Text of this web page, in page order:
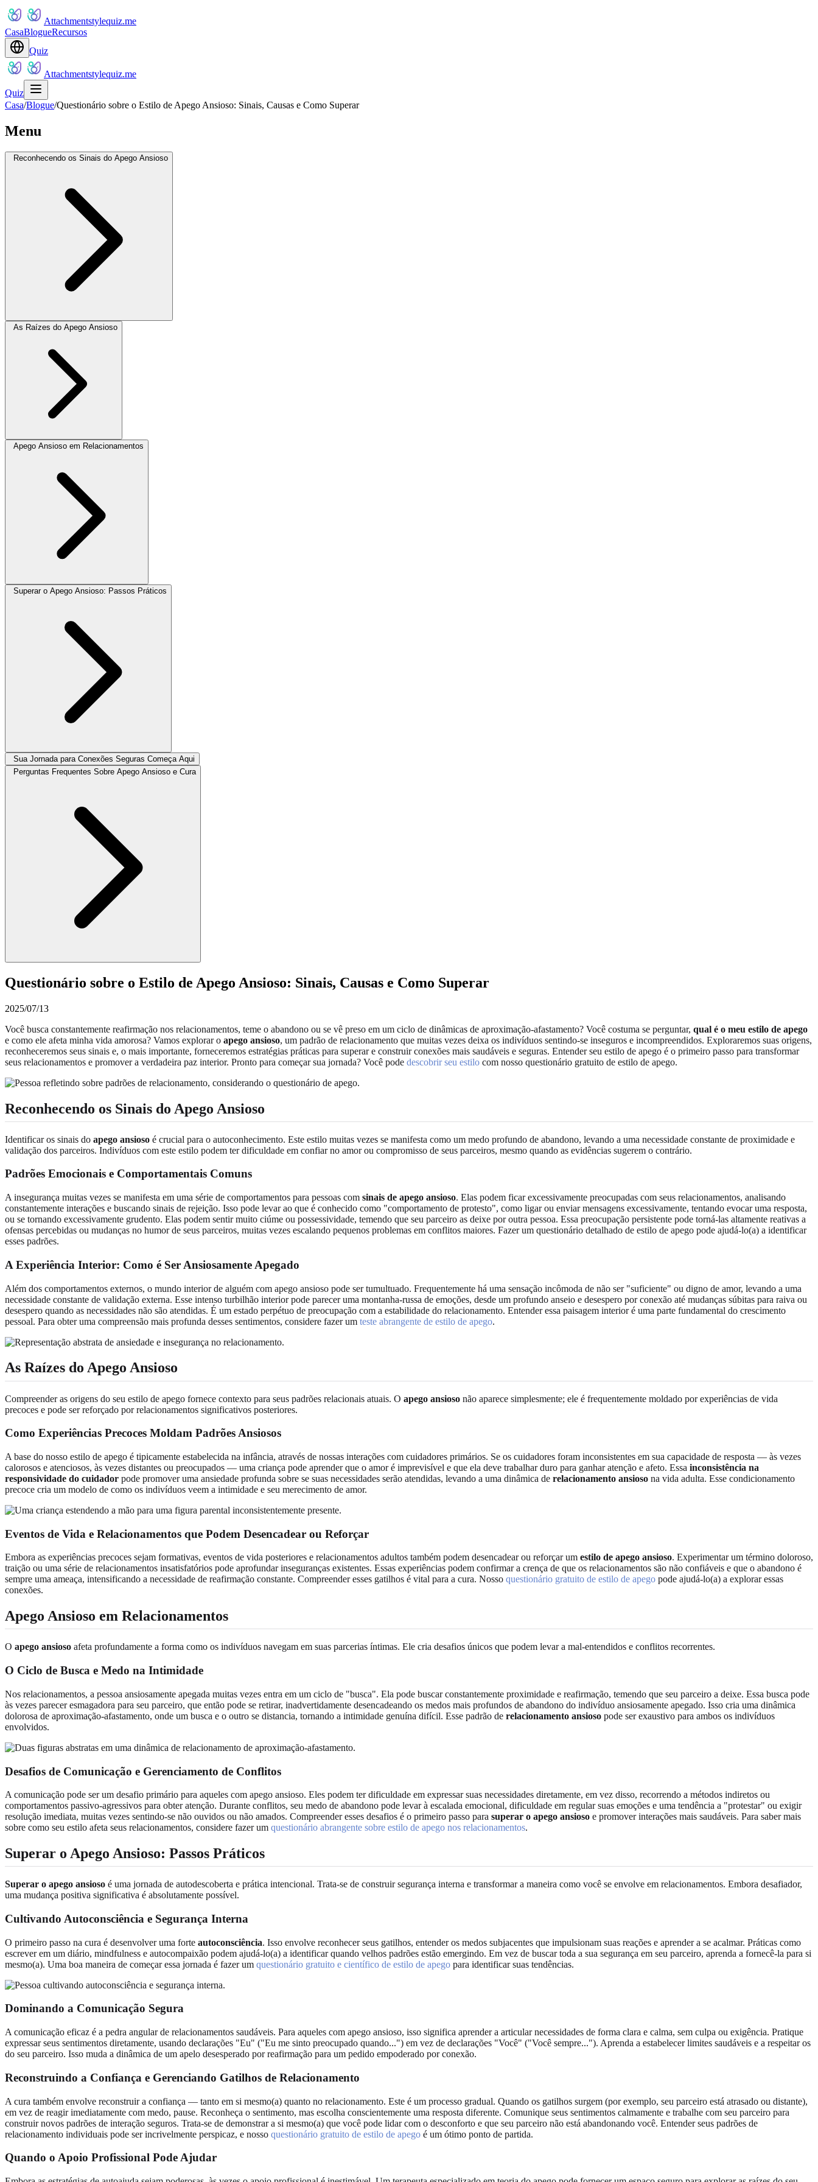
Attachmentstylequiz.me
CasaBlogueRecursos
Quiz
Attachmentstylequiz.me
Quiz
Casa/Blogue/Questionário sobre o Estilo de Apego Ansioso: Sinais, Causas e Como Superar
Menu
Reconhecendo os Sinais do Apego Ansioso
As Raízes do Apego Ansioso
Apego Ansioso em Relacionamentos
Superar o Apego Ansioso: Passos Práticos
Sua Jornada para Conexões Seguras Começa Aqui
Perguntas Frequentes Sobre Apego Ansioso e Cura
Questionário sobre o Estilo de Apego Ansioso: Sinais, Causas e Como Superar
2025/07/13
Você busca constantemente reafirmação nos relacionamentos, teme o abandono ou se vê preso em um ciclo de dinâmicas de aproximação-afastamento? Você costuma se perguntar, qual é o meu estilo de apego
e como ele afeta minha vida amorosa? Vamos explorar o apego ansioso, um padrão de relacionamento que muitas vezes deixa os indivíduos sentindo-se inseguros e incompreendidos. Exploraremos suas origens,
reconheceremos seus sinais e, o mais importante, forneceremos estratégias práticas para superar e construir conexões mais saudáveis e seguras. Entender seu estilo de apego é o primeiro passo para transformar
seus relacionamentos e promover a verdadeira paz interior. Pronto para começar sua jornada? Você pode descobrir seu estilo com nosso questionário gratuito de estilo de apego.
Reconhecendo os Sinais do Apego Ansioso
Identificar os sinais do apego ansioso é crucial para o autoconhecimento. Este estilo muitas vezes se manifesta como um medo profundo de abandono, levando a uma necessidade constante de proximidade e
validação dos parceiros. Indivíduos com este estilo podem ter dificuldade em confiar no amor ou compromisso de seus parceiros, mesmo quando as evidências sugerem o contrário.
Padrões Emocionais e Comportamentais Comuns
A insegurança muitas vezes se manifesta em uma série de comportamentos para pessoas com sinais de apego ansioso. Elas podem ficar excessivamente preocupadas com seus relacionamentos, analisando
constantemente interações e buscando sinais de rejeição. Isso pode levar ao que é conhecido como "comportamento de protesto", como ligar ou enviar mensagens excessivamente, tentando evocar uma resposta,
ou se tornando excessivamente grudento. Elas podem sentir muito ciúme ou possessividade, temendo que seu parceiro as deixe por outra pessoa. Essa preocupação persistente pode torná-las altamente reativas a
ofensas percebidas ou mudanças no humor de seus parceiros, muitas vezes escalando pequenos problemas em conflitos maiores. Fazer um questionário detalhado de estilo de apego pode ajudá-lo(a) a identificar
esses padrões.
A Experiência Interior: Como é Ser Ansiosamente Apegado
Além dos comportamentos externos, o mundo interior de alguém com apego ansioso pode ser tumultuado. Frequentemente há uma sensação incômoda de não ser "suficiente" ou digno de amor, levando a uma
necessidade constante de validação externa. Esse intenso turbilhão interior pode parecer uma montanha-russa de emoções, desde um profundo anseio e desespero por conexão até mudanças súbitas para raiva ou
desespero quando as necessidades não são atendidas. É um estado perpétuo de preocupação com a estabilidade do relacionamento. Entender essa paisagem interior é uma parte fundamental do crescimento
pessoal. Para obter uma compreensão mais profunda desses sentimentos, considere fazer um teste abrangente de estilo de apego.
As Raízes do Apego Ansioso
Compreender as origens do seu estilo de apego fornece contexto para seus padrões relacionais atuais. O apego ansioso não aparece simplesmente; ele é frequentemente moldado por experiências de vida
precoces e pode ser reforçado por relacionamentos significativos posteriores.
Como Experiências Precoces Moldam Padrões Ansiosos
A base do nosso estilo de apego é tipicamente estabelecida na infância, através de nossas interações com cuidadores primários. Se os cuidadores foram inconsistentes em sua capacidade de resposta — às vezes
calorosos e atenciosos, às vezes distantes ou preocupados — uma criança pode aprender que o amor é imprevisível e que ela deve trabalhar duro para ganhar atenção e afeto. Essa inconsistência na
responsividade do cuidador pode promover uma ansiedade profunda sobre se suas necessidades serão atendidas, levando a uma dinâmica de relacionamento ansioso na vida adulta. Esse condicionamento
precoce cria um modelo de como os indivíduos veem a intimidade e seu merecimento de amor.
Eventos de Vida e Relacionamentos que Podem Desencadear ou Reforçar
Embora as experiências precoces sejam formativas, eventos de vida posteriores e relacionamentos adultos também podem desencadear ou reforçar um estilo de apego ansioso. Experimentar um término doloroso,
traição ou uma série de relacionamentos insatisfatórios pode aprofundar inseguranças existentes. Essas experiências podem confirmar a crença de que os relacionamentos são não confiáveis e que o abandono é
sempre uma ameaça, intensificando a necessidade de reafirmação constante. Compreender esses gatilhos é vital para a cura. Nosso questionário gratuito de estilo de apego pode ajudá-lo(a) a explorar essas
conexões.
Apego Ansioso em Relacionamentos
O apego ansioso afeta profundamente a forma como os indivíduos navegam em suas parcerias íntimas. Ele cria desafios únicos que podem levar a mal-entendidos e conflitos recorrentes.
O Ciclo de Busca e Medo na Intimidade
Nos relacionamentos, a pessoa ansiosamente apegada muitas vezes entra em um ciclo de "busca". Ela pode buscar constantemente proximidade e reafirmação, temendo que seu parceiro a deixe. Essa busca pode
às vezes parecer esmagadora para seu parceiro, que então pode se retirar, inadvertidamente desencadeando os medos mais profundos de abandono do indivíduo ansiosamente apegado. Isso cria uma dinâmica
dolorosa de aproximação-afastamento, onde um busca e o outro se distancia, tornando a intimidade genuína difícil. Esse padrão de relacionamento ansioso pode ser exaustivo para ambos os indivíduos
envolvidos.
Desafios de Comunicação e Gerenciamento de Conflitos
A comunicação pode ser um desafio primário para aqueles com apego ansioso. Eles podem ter dificuldade em expressar suas necessidades diretamente, em vez disso, recorrendo a métodos indiretos ou
comportamentos passivo-agressivos para obter atenção. Durante conflitos, seu medo de abandono pode levar à escalada emocional, dificuldade em regular suas emoções e uma tendência a "protestar" ou exigir
resolução imediata, muitas vezes sentindo-se não ouvidos ou não amados. Compreender esses desafios é o primeiro passo para superar o apego ansioso e promover interações mais saudáveis. Para saber mais
sobre como seu estilo afeta seus relacionamentos, considere fazer um questionário abrangente sobre estilo de apego nos relacionamentos.
Superar o Apego Ansioso: Passos Práticos
Superar o apego ansioso é uma jornada de autodescoberta e prática intencional. Trata-se de construir segurança interna e transformar a maneira como você se envolve em relacionamentos. Embora desafiador,
uma mudança positiva significativa é absolutamente possível.
Cultivando Autoconsciência e Segurança Interna
O primeiro passo na cura é desenvolver uma forte autoconsciência. Isso envolve reconhecer seus gatilhos, entender os medos subjacentes que impulsionam suas reações e aprender a se acalmar. Práticas como
escrever em um diário, mindfulness e autocompaixão podem ajudá-lo(a) a identificar quando velhos padrões estão emergindo. Em vez de buscar toda a sua segurança em seu parceiro, aprenda a fornecê-la para si
mesmo(a). Uma boa maneira de começar essa jornada é fazer um questionário gratuito e científico de estilo de apego para identificar suas tendências.
Dominando a Comunicação Segura
A comunicação eficaz é a pedra angular de relacionamentos saudáveis. Para aqueles com apego ansioso, isso significa aprender a articular necessidades de forma clara e calma, sem culpa ou exigência. Pratique
expressar seus sentimentos diretamente, usando declarações "Eu" ("Eu me sinto preocupado quando...") em vez de declarações "Você" ("Você sempre..."). Aprenda a estabelecer limites saudáveis e a respeitar os
do seu parceiro. Isso muda a dinâmica de um apelo desesperado por reafirmação para um pedido empoderado por conexão.
Reconstruindo a Confiança e Gerenciando Gatilhos de Relacionamento
A cura também envolve reconstruir a confiança — tanto em si mesmo(a) quanto no relacionamento. Este é um processo gradual. Quando os gatilhos surgem (por exemplo, seu parceiro está atrasado ou distante),
em vez de reagir imediatamente com medo, pause. Reconheça o sentimento, mas escolha conscientemente uma resposta diferente. Comunique seus sentimentos calmamente e trabalhe com seu parceiro para
construir novos padrões de interação seguros. Trata-se de demonstrar a si mesmo(a) que você pode lidar com o desconforto e que seu parceiro não está abandonando você. Entender seus padrões de
relacionamento individuais pode ser incrivelmente perspicaz, e nosso questionário gratuito de estilo de apego é um ótimo ponto de partida.
Quando o Apoio Profissional Pode Ajudar